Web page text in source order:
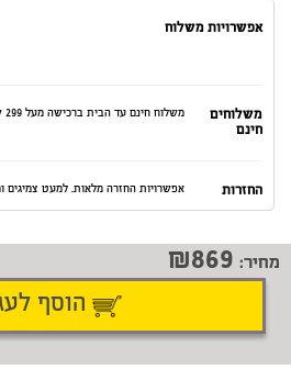
אפשרויות משלוח
משלוחים
חינם
משלוח חינם עד הבית ברכישה מעל 299 ש"ח
החזרות אפשרויות החזרה מלאות. למעט צמיגים
שתף
מחיר: 869
הוסף